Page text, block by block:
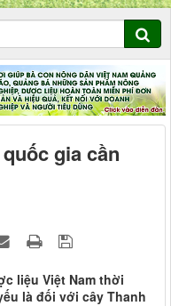
gia cần
liệu Việt Nam thời
là đối với cây Thanh